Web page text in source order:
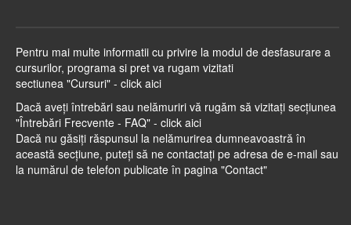
Pentru mai multe informatii cu privire la modul de desfasurare a
cursurilor, programa si pret va rugam vizitati
sectiunea "Cursuri" - click aici
Dacă aveți întrebări sau nelămuriri vă rugăm să vizitați secțiunea
"Întrebări Frecvente - FAQ" - click aici
Dacă nu găsiți răspunsul la nelămurirea dumneavoastră în
această secțiune, puteți să ne contactați pe adresa de e-mail sau
la numărul de telefon publicate în pagina "Contact"